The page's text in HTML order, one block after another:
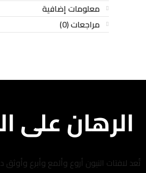
معلومات إضافية
مراجعات (0)
الرهان على
تُعد لافتات النيون أروع وألمع وأبرع وأوثق